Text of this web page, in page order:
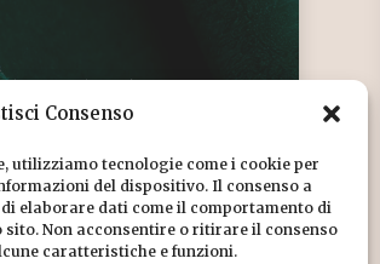
Consenso
utilizziamo tecnologie come i cookie per
del dispositivo. Il consenso a
elaborare dati come il comportamento di
Non acconsentire o ritirare il consenso
caratteristiche e funzioni.
NOI